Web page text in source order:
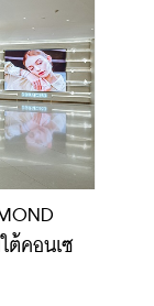
ต้คอนเซ